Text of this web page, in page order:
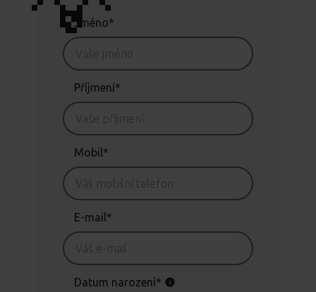
Jméno*
Příjmení*
Mobil*
E-mail*
Datum narození*